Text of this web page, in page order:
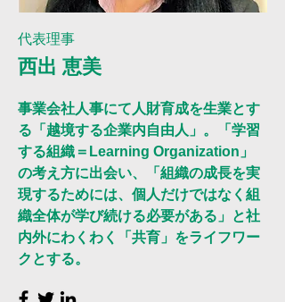
​代表理事
西出 恵美
事業会社人事にて人財育成を生業とす
る「越境する企業内自由人」。「学習
する組織＝Learning Organization」
の考え方に出会い、「組織の成長を実
現するためには、個人だけではなく組
織全体が学び続ける必要がある」と社
内外にわくわく「共育」をライフワー
クとする。